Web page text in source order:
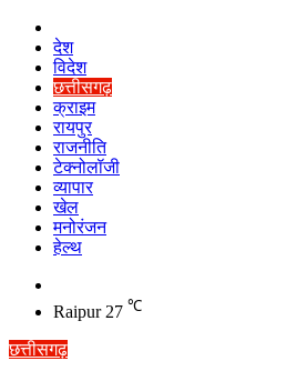
देश
विदेश
छत्तीसगढ़
क्राइम
रायपुर
राजनीति
टेक्नोलॉजी
व्यापार
खेल
मनोरंजन
हेल्थ
skin
Raipur 27 ℃
छत्तीसगढ़